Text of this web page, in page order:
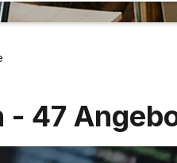
- 47